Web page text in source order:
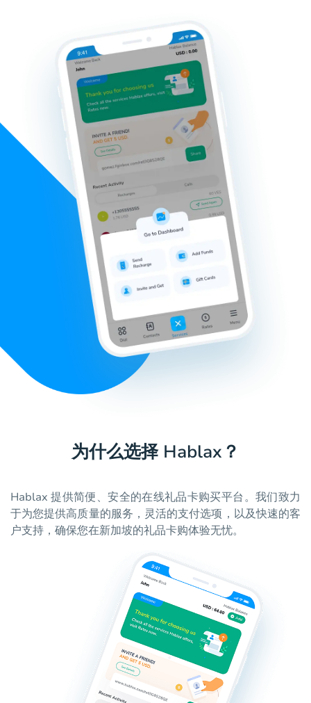
为什么选择 Hablax？
Hablax 提供简便、安全的在线礼品卡购买平台。我们致力
于为您提供高质量的服务，灵活的支付选项，以及快速的客
户支持，确保您在新加坡的礼品卡购体验无忧。